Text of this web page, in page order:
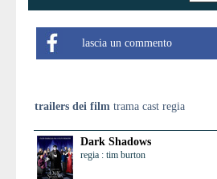
lascia un commento
trailers dei film trama cast regia
Dark Shadows
regia : tim burton